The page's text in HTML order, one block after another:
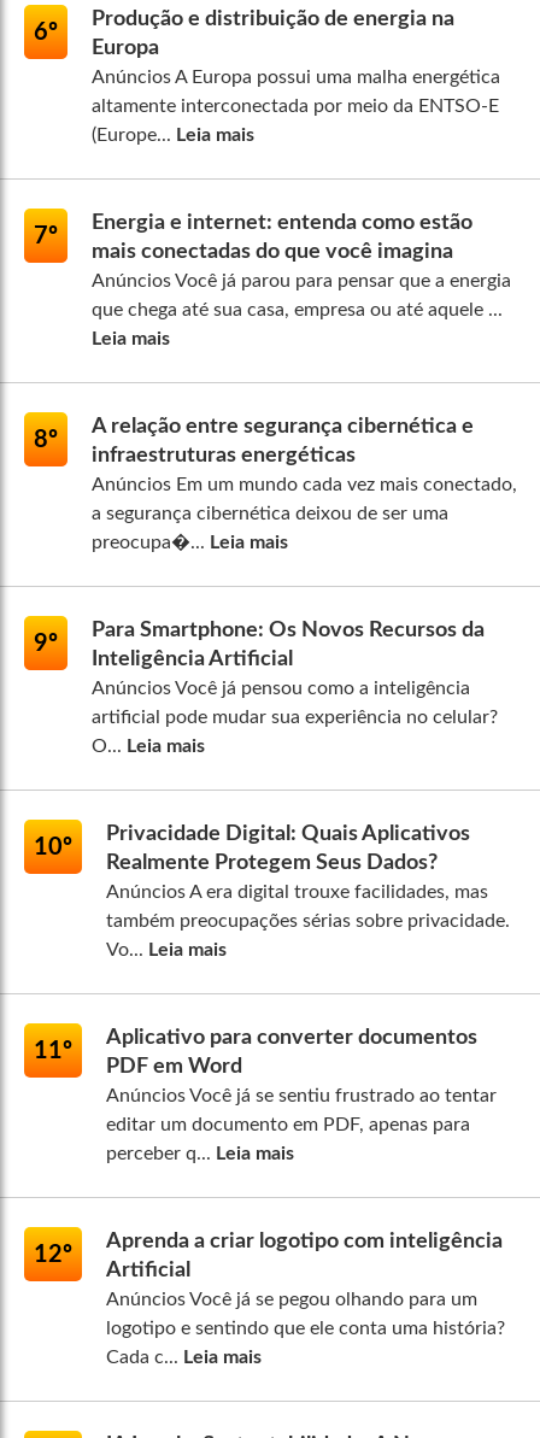
6º
Produção e distribuição de energia na
Europa
Anúncios A Europa possui uma malha energética
altamente interconectada por meio da ENTSO-E
(Europe... Leia mais
7º
Energia e internet: entenda como estão
mais conectadas do que você imagina
Anúncios Você já parou para pensar que a energia
que chega até sua casa, empresa ou até aquele ...
Leia mais
8º
A relação entre segurança cibernética e
infraestruturas energéticas
Anúncios Em um mundo cada vez mais conectado,
a segurança cibernética deixou de ser uma
preocupa�... Leia mais
9º
Para Smartphone: Os Novos Recursos da
Inteligência Artificial
Anúncios Você já pensou como a inteligência
artificial pode mudar sua experiência no celular?
O... Leia mais
10º
Privacidade Digital: Quais Aplicativos
Realmente Protegem Seus Dados?
Anúncios A era digital trouxe facilidades, mas
também preocupações sérias sobre privacidade.
Vo... Leia mais
11º
Aplicativo para converter documentos
PDF em Word
Anúncios Você já se sentiu frustrado ao tentar
editar um documento em PDF, apenas para
perceber q... Leia mais
12º
Aprenda a criar logotipo com inteligência
Artificial
Anúncios Você já se pegou olhando para um
logotipo e sentindo que ele conta uma história?
Cada c... Leia mais